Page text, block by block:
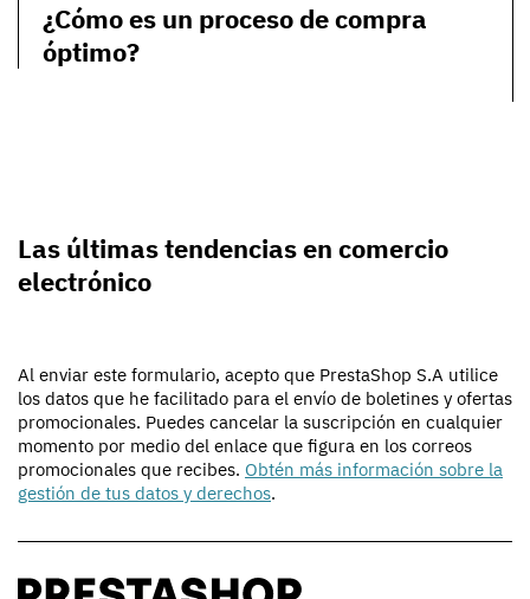
¿Cómo es un proceso de compra
óptimo?
Las últimas tendencias en comercio
electrónico
Al enviar este formulario, acepto que PrestaShop S.A utilice
los datos que he facilitado para el envío de boletines y ofertas
promocionales. Puedes cancelar la suscripción en cualquier
momento por medio del enlace que figura en los correos
promocionales que recibes. Obtén más información sobre la
gestión de tus datos y derechos.